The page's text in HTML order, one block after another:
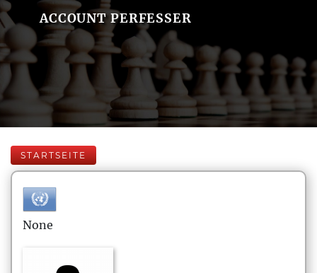
ACCOUNT PERFESSER
STARTSEITE
None